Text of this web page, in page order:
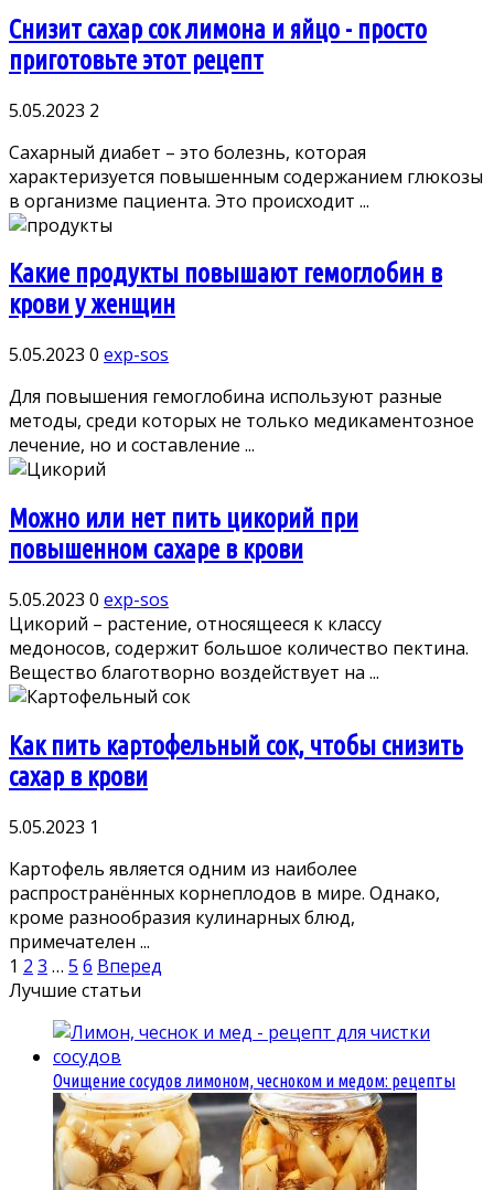
Снизит сахар сок лимона и яйцо - просто
приготовьте этот рецепт
5.05.2023 2
Сахарный диабет – это болезнь, которая
характеризуется повышенным содержанием глюкозы
в организме пациента. Это происходит ...
Какие продукты повышают гемоглобин в
крови у женщин
5.05.2023 0 exp-sos
Для повышения гемоглобина используют разные
методы, среди которых не только медикаментозное
лечение, но и составление ...
Можно или нет пить цикорий при
повышенном сахаре в крови
5.05.2023 0 exp-sos
Цикорий – растение, относящееся к классу
медоносов, содержит большое количество пектина.
Вещество благотворно воздействует на ...
Как пить картофельный сок, чтобы снизить
сахар в крови
5.05.2023 1
Картофель является одним из наиболее
распространённых корнеплодов в мире. Однако,
кроме разнообразия кулинарных блюд,
примечателен ...
Пагинация
записей
1 2 3 … 5 6 Вперед
Лучшие статьи
Очищение сосудов лимоном, чесноком и медом: рецепты